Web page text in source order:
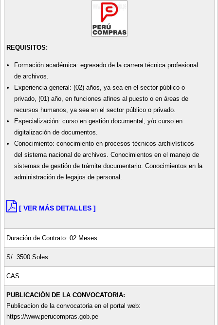
REQUISITOS:
Formación académica: egresado de la carrera técnica profesional
de archivos.
Experiencia general: (02) años, ya sea en el sector público o
privado, (01) año, en funciones afines al puesto o en áreas de
recursos humanos, ya sea en el sector público o privado.
Especialización: curso en gestión documental, y/o curso en
digitalización de documentos.
Conocimiento: conocimiento en procesos técnicos archivísticos
del sistema nacional de archivos. Conocimientos en el manejo de
sistemas de gestión de trámite documentario. Conocimientos en la
administración de legajos de personal.
[ VER MÁS DETALLES ]
Duración de Contrato: 02 Meses
S/. 3500 Soles
CAS
PUBLICACIÓN DE LA CONVOCATORIA:
Publicacion de la convocatoria en el portal web:
https://www.perucompras.gob.pe